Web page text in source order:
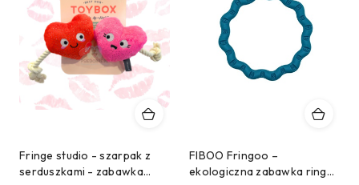
Fringe studio - szarpak z
serduszkami - zabawka
FIBOO Fringoo –
ekologiczna zabawka ringo i